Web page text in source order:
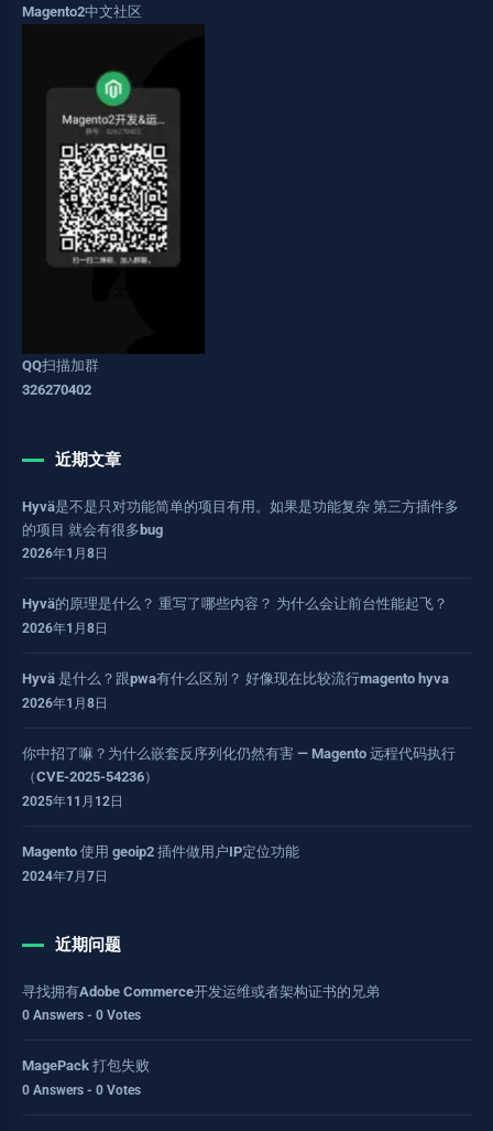
Magento2中文社区
QQ扫描加群
326270402
近期文章
Hyvä是不是只对功能简单的项目有用。如果是功能复杂 第三方插件多
的项目 就会有很多bug
2026年1月8日
Hyvä的原理是什么？ 重写了哪些内容？ 为什么会让前台性能起飞？
2026年1月8日
Hyvä 是什么？跟pwa有什么区别？ 好像现在比较流行magento hyva
2026年1月8日
你中招了嘛？为什么嵌套反序列化仍然有害 — Magento 远程代码执行
（CVE-2025-54236）
2025年11月12日
Magento 使用 geoip2 插件做用户IP定位功能
2024年7月7日
近期问题
寻找拥有Adobe Commerce开发运维或者架构证书的兄弟
0 Answers - 0 Votes
MagePack 打包失败
0 Answers - 0 Votes